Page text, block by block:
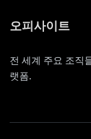
오피사이트
전 세계 주요 조직
랫폼.